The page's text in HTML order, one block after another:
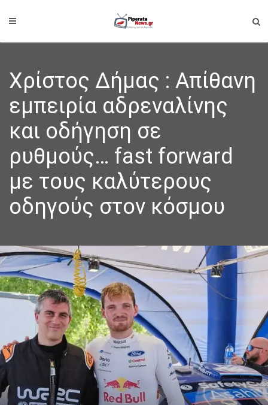
Χρίστος Δήμας : Απίθανη
εμπειρία αδρεναλίνης
και οδήγηση σε
ρυθμούς… fast forward
με τους καλύτερους
οδηγούς στον κόσμου